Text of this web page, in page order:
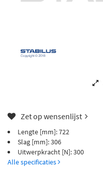
Zet op wensenlijst
Lengte [mm]: 722
Slag [mm]: 306
Uitwerpkracht [N]: 300
Alle specificaties